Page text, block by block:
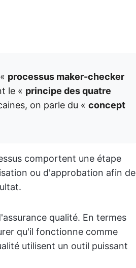
processus maker-checker
le « principe des quatre
on parle du « concept
comportent une étape
ou d'approbation afin de
qualité. En termes
qu'il fonctionne comme
utilisent un outil puissant